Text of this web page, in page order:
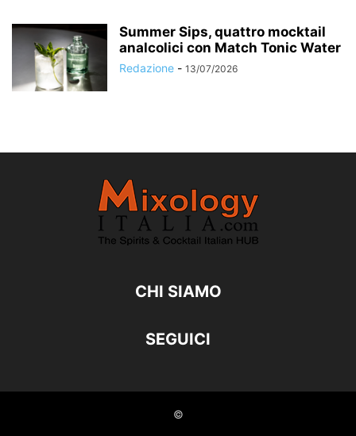
Summer Sips, quattro mocktail
analcolici con Match Tonic Water
Redazione - 13/07/2026
CHI SIAMO
SEGUICI
©